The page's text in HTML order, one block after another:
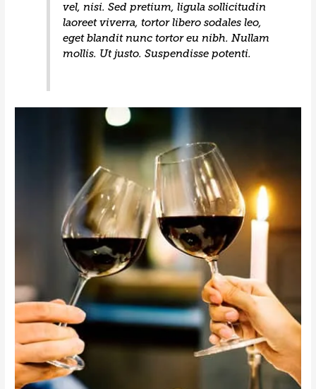
vel, nisi. Sed pretium, ligula sollicitudin
laoreet viverra, tortor libero sodales leo,
eget blandit nunc tortor eu nibh. Nullam
mollis. Ut justo. Suspendisse potenti.